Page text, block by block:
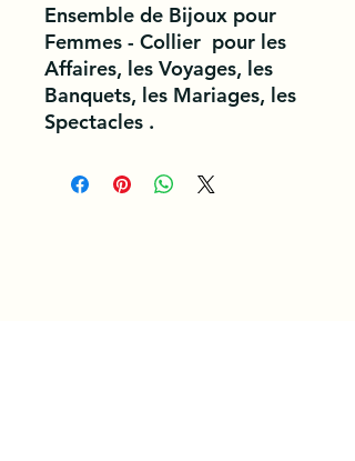
Ensemble de Bijoux pour
Femmes - Collier pour les
Affaires, les Voyages, les
Banquets, les Mariages, les
Spectacles .